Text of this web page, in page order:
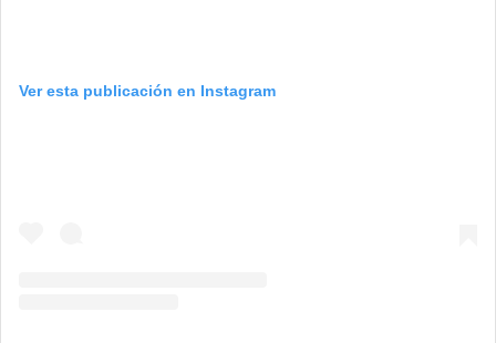
Ver esta publicación en Instagram